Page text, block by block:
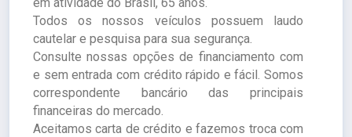
Todos os nossos veículos possuem laudo
cautelar e pesquisa para sua segurança.
Consulte nossas opções de financiamento com
e sem entrada com crédito rápido e fácil. Somos
correspondente bancário das principais
financeiras do mercado.
Aceitamos carta de crédito e fazemos troca com